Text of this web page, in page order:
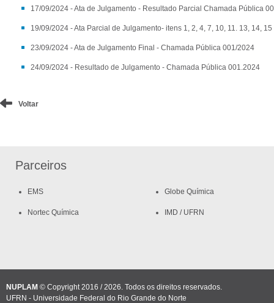
17/09/2024 - Ata de Julgamento - Resultado Parcial Chamada Pública
19/09/2024 - Ata Parcial de Julgamento- itens 1, 2, 4, 7, 10, 11. 13, 14, 15
23/09/2024 - Ata de Julgamento Final - Chamada Pública 001/2024
24/09/2024 - Resultado de Julgamento - Chamada Pública 001.2024
Voltar
Parceiros
EMS
Nortec Química
Globe Química
IMD / UFRN
NUPLAM © Copyright 2016 / 2026. Todos os direitos reservados.
UFRN - Universidade Federal do Rio Grande do Norte